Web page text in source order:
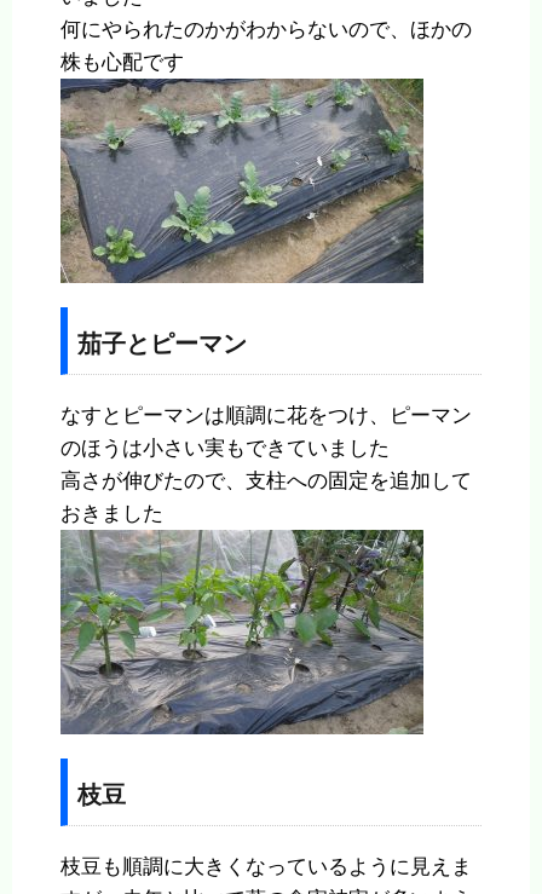
何にやられたのかがわからないので、ほかの
株も心配です
茄子とピーマン
なすとピーマンは順調に花をつけ、ピーマン
のほうは小さい実もできていました
高さが伸びたので、支柱への固定を追加して
おきました
枝豆
枝豆も順調に大きくなっているように見えま